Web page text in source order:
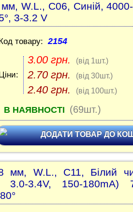
мм, W.L., C06, Синій,
3-3.2 V
товару: 2154
3.00 грн. (від 1шт.)
2.70 грн. (від 30шт.)
2.40 грн. (від 100шт.)
В НАЯВНОСТІ (69шт.)
ДОДАТИ ТОВАР ДО
мм, W.L., C11, Білий
3.0-3.4V, 150-180mA)